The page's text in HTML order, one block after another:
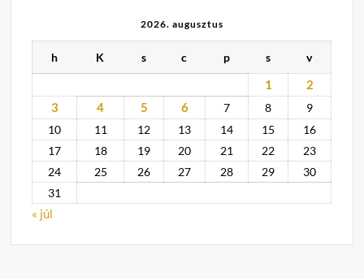
2026. augusztus
h K s c p s v
1
2
3
4 5 6 7 8
9
10
11 12 13 14 15
16
17
18 19 20 21 22
23
24
25 26 27 28 29
30
31
« júl